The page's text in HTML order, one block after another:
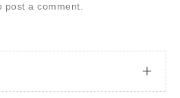
post a comment.